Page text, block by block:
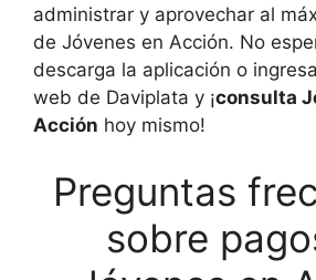
administrar y aprovechar al
de Jóvenes en Acción. No
descarga la aplicación o
web de Daviplata y ¡consulta
Acción hoy mismo!
Preguntas
sobre